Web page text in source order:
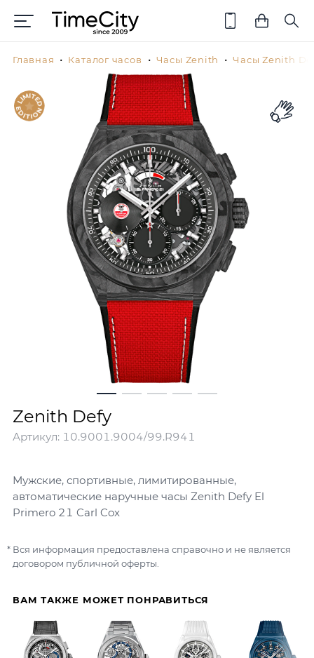
Главная Каталог часов Часы Zenith Часы Zenith
Zenith Defy
Артикул: 10.9001.9004/99.R941
Мужские, спортивные, лимитированные,
автоматические наручные часы Zenith Defy El
Primero 21 Carl Cox
ВАМ ТАКЖЕ МОЖЕТ ПОНРАВИТЬСЯ
Вся информация предоставлена справочно и не является
договором публичной оферты.